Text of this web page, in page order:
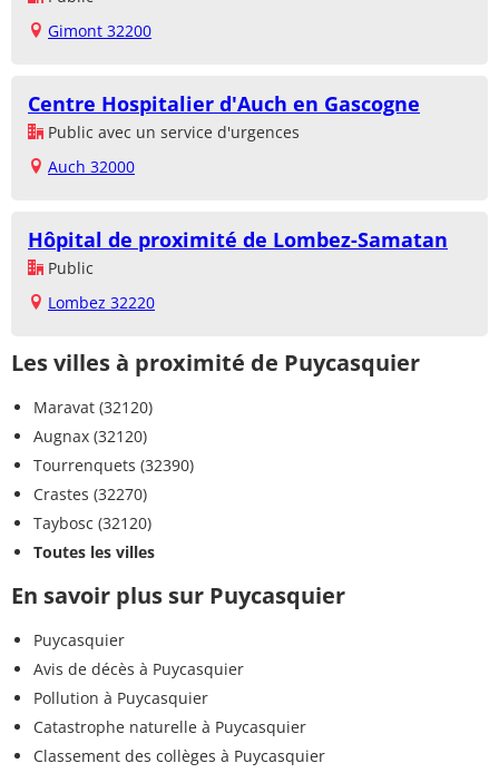
Gimont 32200
Centre Hospitalier d'Auch en Gascogne
Public avec un service d'urgences
Auch 32000
Hôpital de proximité de Lombez-Samatan
Public
Lombez 32220
Les villes à proximité de Puycasquier
Maravat (32120)
Augnax (32120)
Tourrenquets (32390)
Crastes (32270)
Taybosc (32120)
Toutes les villes
En savoir plus sur Puycasquier
Puycasquier
Avis de décès à Puycasquier
Pollution à Puycasquier
Catastrophe naturelle à Puycasquier
Classement des collèges à Puycasquier